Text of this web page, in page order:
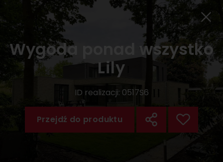
Wygoda ponad wszystko
Lily
ID realizacji: 0517S6
Przejdź do produktu